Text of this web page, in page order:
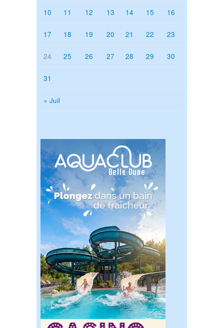
« Juil
10 11 12 13 14 15 16
17 18 19 20 21 22 23
24 25 26 27 28 29 30
31